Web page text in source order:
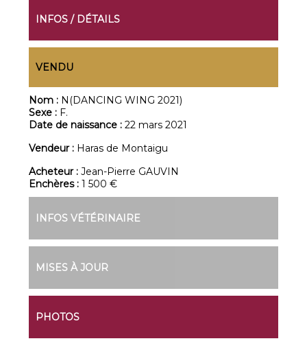
INFOS / DÉTAILS
VENDU
Nom : N(DANCING WING 2021)
Sexe : F.
Date de naissance :22 mars 2021
Vendeur : Haras de Montaigu
Acheteur :Jean-Pierre GAUVIN
Enchères :1 500 €
INFOS VÉTÉRINAIRE
MISES À JOUR
PHOTOS